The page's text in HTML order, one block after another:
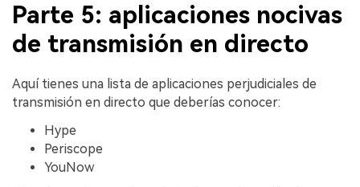
Parte 5: aplicaciones nocivas
de transmisión en directo
Aquí tienes una lista de aplicaciones perjudiciales de
transmisión en directo que deberías conocer:
Hype
Periscope
YouNow